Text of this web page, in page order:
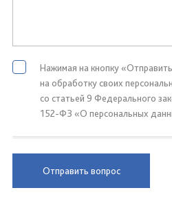
Нажимая на кнопку
на обработку своих
со статьей 9 Федерального
152-ФЗ «О персональных
Отправить вопрос